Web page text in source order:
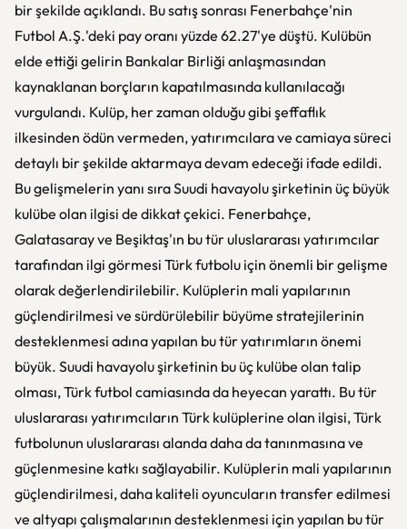
bir şekilde açıklandı. Bu satış sonrası Fenerbahçe'nin
Futbol A.Ş.'deki pay oranı yüzde 62.27'ye düştü. Kulübün
elde ettiği gelirin Bankalar Birliği anlaşmasından
kaynaklanan borçların kapatılmasında kullanılacağı
vurgulandı. Kulüp, her zaman olduğu gibi şeffaflık
ilkesinden ödün vermeden, yatırımcılara ve camiaya süreci
detaylı bir şekilde aktarmaya devam edeceği ifade edildi.
Bu gelişmelerin yanı sıra Suudi havayolu şirketinin üç büyük
kulübe olan ilgisi de dikkat çekici. Fenerbahçe,
Galatasaray ve Beşiktaş'ın bu tür uluslararası yatırımcılar
tarafından ilgi görmesi Türk futbolu için önemli bir gelişme
olarak değerlendirilebilir. Kulüplerin mali yapılarının
güçlendirilmesi ve sürdürülebilir büyüme stratejilerinin
desteklenmesi adına yapılan bu tür yatırımların önemi
büyük. Suudi havayolu şirketinin bu üç kulübe olan talip
olması, Türk futbol camiasında da heyecan yarattı. Bu tür
uluslararası yatırımcıların Türk kulüplerine olan ilgisi, Türk
futbolunun uluslararası alanda daha da tanınmasına ve
güçlenmesine katkı sağlayabilir. Kulüplerin mali yapılarının
güçlendirilmesi, daha kaliteli oyuncuların transfer edilmesi
ve altyapı çalışmalarının desteklenmesi için yapılan bu tür